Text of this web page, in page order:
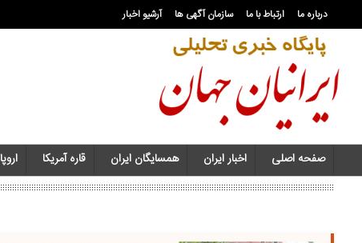
درباره ما ارتباط با ما سازمان آگهی ها آرشیو اخبار
صفحه اصلی اخبار ایران همسایگان ایران قاره آمریکا اروپا